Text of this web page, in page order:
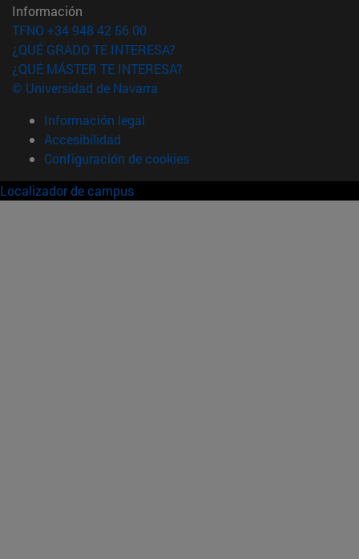
Información
TFNO +34 948 42 56 00
¿QUÉ GRADO TE INTERESA?
¿QUÉ MÁSTER TE INTERESA?
© Universidad de Navarra
Información legal
Accesibilidad
Configuración de cookies
Localizador de campus